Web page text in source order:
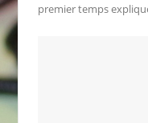
premier temps